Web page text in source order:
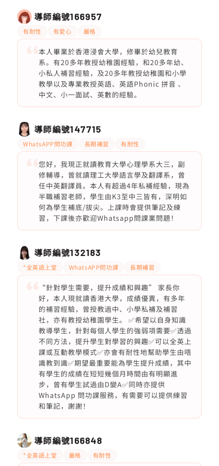
導師編號166957
有耐性 有愛心 嚴格
本人畢業於香港浸會大學，修畢於幼兒教育
系。有20多年教授幼稚園經驗，和20多年幼、
小私人補習經驗，及20多年教授幼稚園和小學
教學以及專業教授英語、英語Phonic 拼音 、
中文、小一面試、英數的經驗。
導師編號147715
WhatsAPP問功課 長期補習 有耐性
您好，我現正就讀教育大學心理學系大三，副
修輔導，曾就讀理工大學語言學及翻譯系，曾
任中英翻譯員。本人有超過4年私補經驗，現為
半職補習老師，學生由K3至中三皆有，深明如
何為學生補底/拔尖。上課時會提供筆記及練
習，下課後亦歡迎Whatsapp問課業問題！
導師編號132183
*全英語上堂 WhatsAPP問功課 長期補習
“針對學生需要，提升成績和興趣” 家長你
好，本人現就讀香港大學，成績優異，有多年
的補習經驗，曾授教過中、小學私補及補習
社，亦有教授幼稚園學生。 ✅希望以自身知識
教導學生，針對每個人學生的強弱項需要✅透過
不同方法，提升學生對學習的興趣✅可以全英上
課或互動教學模式✅亦會有耐性地幫助學生由唔
識教到識✅期望最重要能為學生提升成績，其中
有學生的成績在短短幾個月時間由有明顯進
步，曾有學生試過由D變A✅同時亦提供
WhatsApp 問功課服務，有需要可以提供練習
和筆記，謝謝！
導師編號166848
*全英語上堂 嚴格 有耐性